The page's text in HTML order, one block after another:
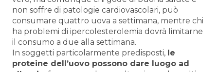
non soffre di patologie cardiovascolari, può
consumare quattro uova a settimana, mentre chi
ha problemi di ipercolesterolemia dovrà limitarne
il consumo a due alla settimana.
In soggetti particolarmente predisposti, le
proteine dell’uovo possono dare luogo ad